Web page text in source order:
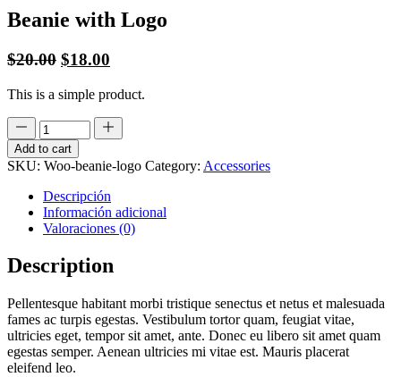
Beanie with Logo
$20.00 El
original
era:
$20.00.
$18.00
actual
es:
$18.00.
This is a simple product.
Add to cart
SKU: Woo-beanie-logo Category: Accessories
Descripción
Información adicional
Valoraciones (0)
Description
Pellentesque habitant morbi tristique senectus et netus et malesuada
fames ac turpis egestas. Vestibulum tortor quam, feugiat vitae,
ultricies eget, tempor sit amet, ante. Donec eu libero sit amet quam
egestas semper. Aenean ultricies mi vitae est. Mauris placerat
eleifend leo.